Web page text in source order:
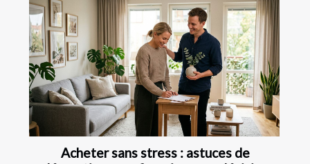
Acheter sans stress : astuces de